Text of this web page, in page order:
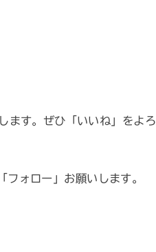
す。ぜひ「いいね」をよろ
ォロー」お願いします。